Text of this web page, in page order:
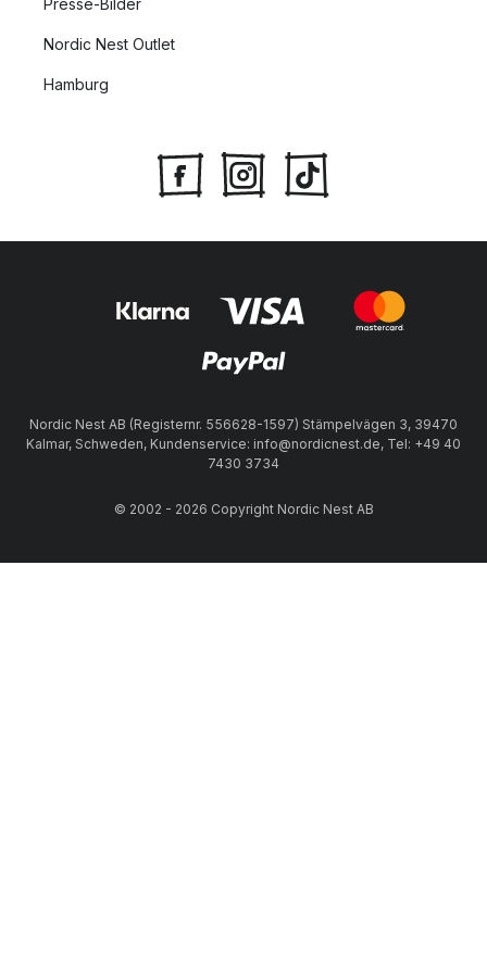
Presse-Bilder
Nordic Nest Outlet
Hamburg
Nordic Nest AB (Registernr. 556628-1597) Stämpelvägen 3, 39470
Kalmar, Schweden, Kundenservice: info@nordicnest.de, Tel: +49 40
7430 3734
© 2002 - 2026 Copyright Nordic Nest AB